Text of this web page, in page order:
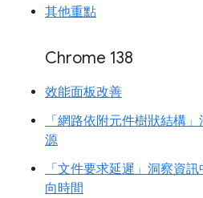
其他重點
Chrome 138
效能面板改善
「網路依附元件樹狀結構
源
「文件要求延遲」洞察資
向時間